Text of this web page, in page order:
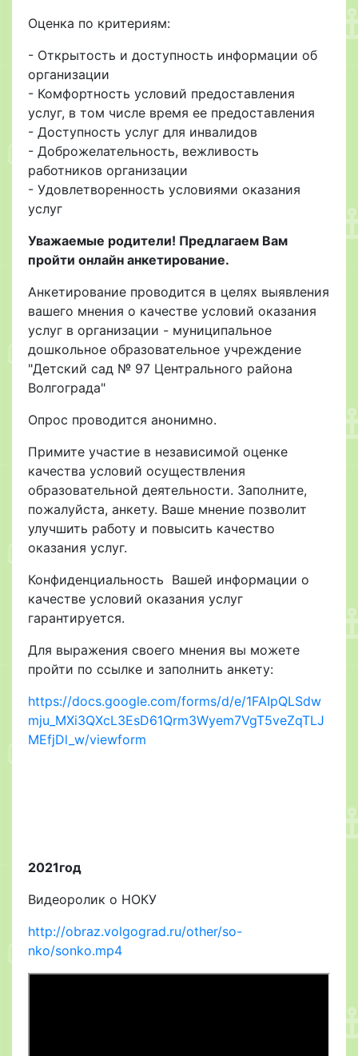
Оценка по критериям:
- Открытость и доступность информации об
организации
- Комфортность условий предоставления
услуг, в том числе время ее предоставления
- Доступность услуг для инвалидов
- Доброжелательность, вежливость
работников организации
- Удовлетворенность условиями оказания
услуг
Уважаемые родители! Предлагаем Вам
пройти онлайн анкетирование.
Анкетирование проводится в целях выявления
вашего мнения о качестве условий оказания
услуг в организации - муниципальное
дошкольное образовательное учреждение
"Детский сад № 97 Центрального района
Волгограда"
Опрос проводится анонимно.
Примите участие в независимой оценке
качества условий осуществления
образовательной деятельности. Заполните,
пожалуйста, анкету. Ваше мнение позволит
улучшить работу и повысить качество
оказания услуг.
Конфиденциальность Вашей информации о
качестве условий оказания услуг
гарантируется.
Для выражения своего мнения вы можете
пройти по ссылке и заполнить анкету:
https://docs.google.com/forms/d/e/1FAIpQLSdw
mju_MXi3QXcL3EsD61Qrm3Wyem7VgT5veZqTLJ
MEfjDl_w/viewform
2021год
Видеоролик о НОКУ
http://obraz.volgograd.ru/other/so-
nko/sonko.mp4